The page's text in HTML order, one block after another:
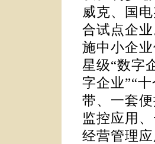
威克、国
合试点企
施中小企
星级“数字
字企业”“
带、一套
监控应用
经营管理